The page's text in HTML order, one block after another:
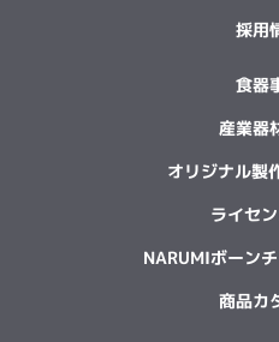
採用
食器
産業器
オリジナル製
ライセ
NARUMIボーン
商品カ